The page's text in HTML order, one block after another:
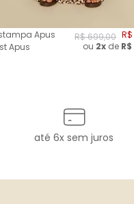
Apus
Apus
R$699,00 R$
ou 2x de R$
até 6x sem juros